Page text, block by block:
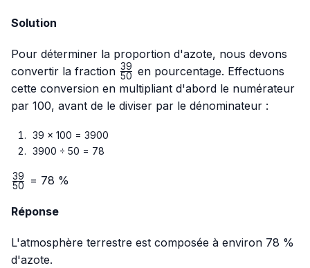
Solution
Pour déterminer la proportion d'azote, nous devons
convertir la fraction \frac{39}
{50}
50
39 en pourcentage. Effectuons
cette conversion en multipliant d'abord le numérateur
par 100, avant de le diviser par le dénominateur :
39 × 100 = 3900
3900 ÷ 50 = 78
\frac{39}
50
39 = 78 %
Réponse
L'atmosphère terrestre est composée à environ 78 %
d'azote.